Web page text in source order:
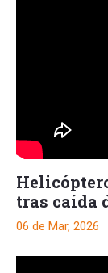
tras caída
06 de Mar, 2026